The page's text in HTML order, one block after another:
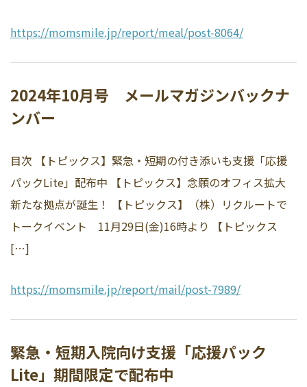
https://momsmile.jp/report/meal/post-8064/
2024年10月号 メールマガジンバックナ
ンバー
目次 【トピックス】緊急・短期の付き添いも支援「応援
パックLite」配布中 【トピックス】念願のオフィス拡大
新たな拠点が誕生！ 【トピックス】（株）リクルートで
トークイベント 11月29日(金)16時より 【トピックス
[…]
https://momsmile.jp/report/mail/post-7989/
緊急・短期入院向け支援「応援パック
Lite」期間限定で配布中